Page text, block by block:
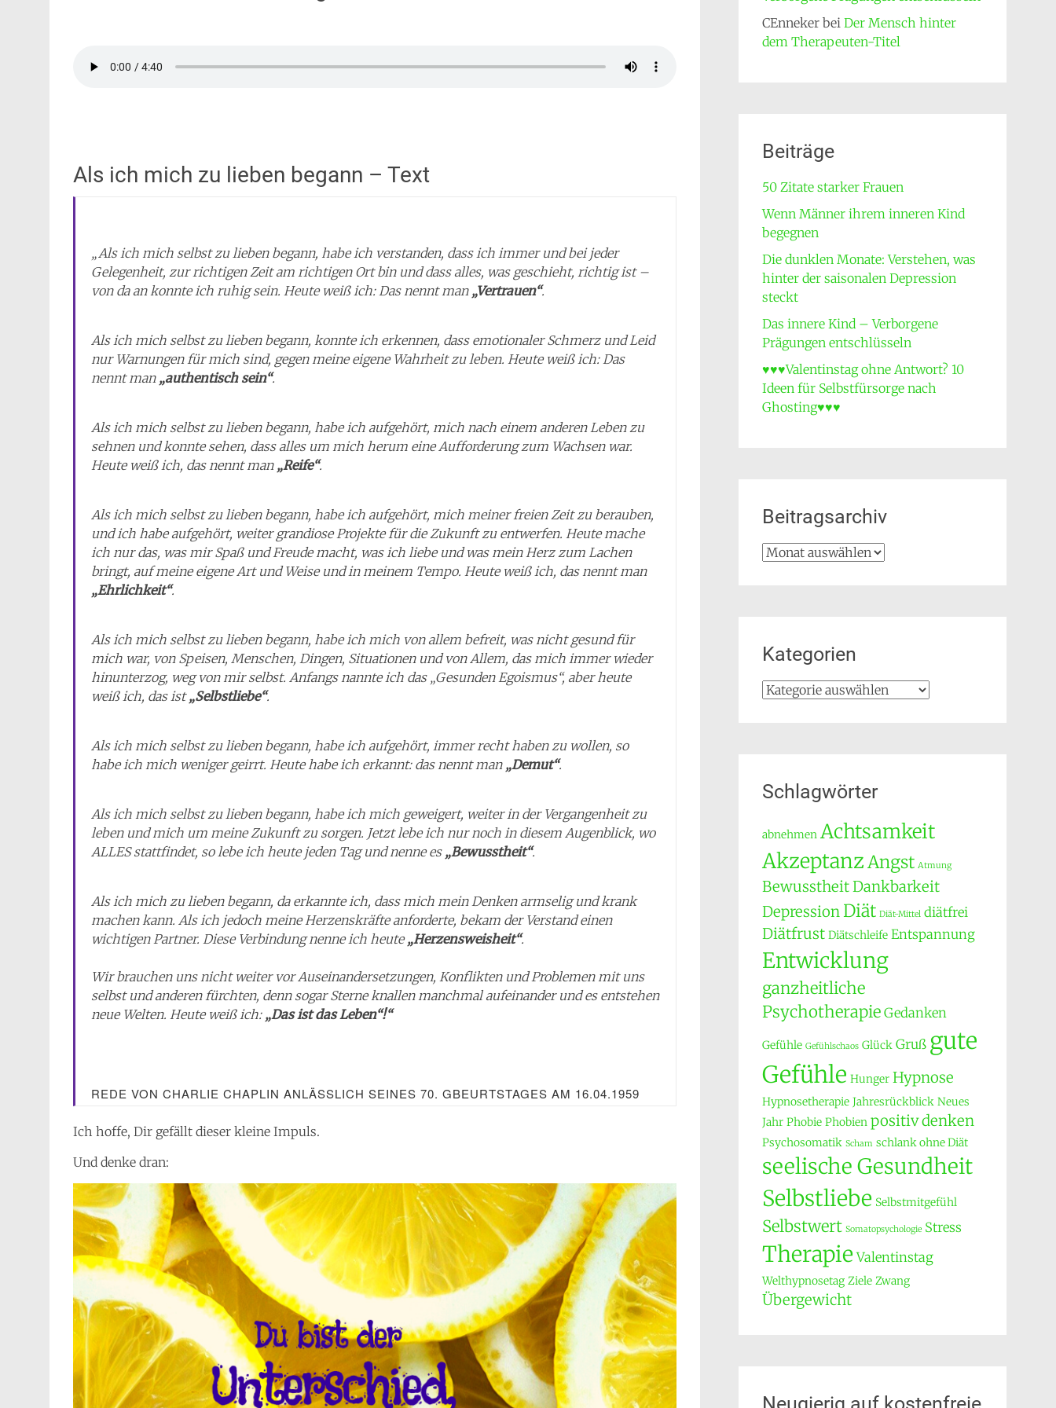
Als ich mich zu lieben begann – Text
„Als ich mich selbst zu lieben begann, habe ich verstanden, dass ich immer und bei jeder
Gelegenheit, zur richtigen Zeit am richtigen Ort bin und dass alles, was geschieht, richtig ist –
von da an konnte ich ruhig sein. Heute weiß ich: Das nennt man „Vertrauen“.
Als ich mich selbst zu lieben begann, konnte ich erkennen, dass emotionaler Schmerz und Leid
nur Warnungen für mich sind, gegen meine eigene Wahrheit zu leben. Heute weiß ich: Das
nennt man „authentisch sein“.
Als ich mich selbst zu lieben begann, habe ich aufgehört, mich nach einem anderen Leben zu
sehnen und konnte sehen, dass alles um mich herum eine Aufforderung zum Wachsen war.
Heute weiß ich, das nennt man „Reife“.
Als ich mich selbst zu lieben begann, habe ich aufgehört, mich meiner freien Zeit zu berauben,
und ich habe aufgehört, weiter grandiose Projekte für die Zukunft zu entwerfen. Heute mache
ich nur das, was mir Spaß und Freude macht, was ich liebe und was mein Herz zum Lachen
bringt, auf meine eigene Art und Weise und in meinem Tempo. Heute weiß ich, das nennt man
„Ehrlichkeit“.
Als ich mich selbst zu lieben begann, habe ich mich von allem befreit, was nicht gesund für
mich war, von Speisen, Menschen, Dingen, Situationen und von Allem, das mich immer wieder
hinunterzog, weg von mir selbst. Anfangs nannte ich das „Gesunden Egoismus“, aber heute
weiß ich, das ist„Selbstliebe“.
Als ich mich selbst zu lieben begann, habe ich aufgehört, immer recht haben zu wollen, so
habe ich mich weniger geirrt. Heute habe ich erkannt: das nennt man „Demut“.
Als ich mich selbst zu lieben begann, habe ich mich geweigert, weiter in der Vergangenheit zu
leben und mich um meine Zukunft zu sorgen. Jetzt lebe ich nur noch in diesem Augenblick, wo
ALLES stattfindet, so lebe ich heute jeden Tag und nenne es „Bewusstheit“.
Als ich mich zu lieben begann, da erkannte ich, dass mich mein Denken armselig und krank
machen kann. Als ich jedoch meine Herzenskräfte anforderte, bekam der Verstand einen
wichtigen Partner. Diese Verbindung nenne ich heute„Herzensweisheit“.
Wir brauchen uns nicht weiter vor Auseinandersetzungen, Konflikten und Problemen mit uns
selbst und anderen fürchten, denn sogar Sterne knallen manchmal aufeinander und es entstehen
neue Welten. Heute weiß ich: „Das ist das Leben“!“
REDE VON CHARLIE CHAPLIN ANLÄSSLICH SEINES 70. GBEURTSTAGES AM 16.04.1959
Ich hoffe, Dir gefällt dieser kleine Impuls.
Und denke dran:
CEnnekerbei Der Mensch hinter
dem Therapeuten-Titel
Beiträge
50 Zitate starker Frauen
Wenn Männer ihrem inneren Kind
begegnen
Die dunklen Monate: Verstehen, was
hinter der saisonalen Depression
steckt
Das innere Kind – Verborgene
Prägungen entschlüsseln
♥♥♥Valentinstag ohne Antwort? 10
Ideen für Selbstfürsorge nach
Ghosting♥♥♥
Beitragsarchiv
Beitragsarchiv
Kategorien
Kategorien
Schlagwörter
abnehmen Achtsamkeit
AkzeptanzAngst Atmung
BewusstheitDankbarkeit
DepressionDiät Diät-Mittel diätfrei
Diätfrust Diätschleife Entspannung
Entwicklung
ganzheitliche
PsychotherapieGedanken
Gefühle Gefühlschaos Glück Gruß gute
Gefühle Hunger Hypnose
Hypnosetherapie Jahresrückblick Neues
Jahr Phobie Phobien positiv denken
Psychosomatik Scham schlank ohne Diät
seelische Gesundheit
Selbstliebe Selbstmitgefühl
Selbstwert Somatopsychologie Stress
Therapie Valentinstag
Welthypnosetag Ziele Zwang
Übergewicht